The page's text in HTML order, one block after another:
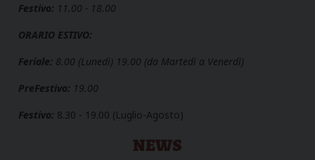
Festivo: 11.00 - 18.00
ORARIO ESTIVO:
Feriale: 8.00 (Lunedì) 19.00 (da Martedì a Venerdì)
PreFestivo: 19.00
Festivo: 8.30 - 19.00 (Luglio-Agosto)
NEWS